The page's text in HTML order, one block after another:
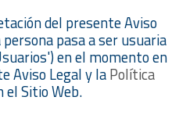
del presente Aviso
pasa a ser usuaria
en el momento en
Aviso Legal y laPolítica
el Sitio Web.